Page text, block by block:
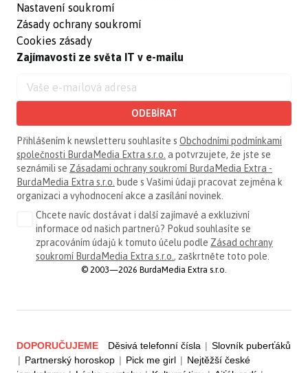
Nastavení soukromí
Zásady ochrany soukromí
Cookies zásady
Zajímavosti ze světa IT v e-mailu
ODEBÍRAT
Přihlášením k newsletteru souhlasíte s Obchodními podmínkami
společnosti BurdaMedia Extra s.r.o. a potvrzujete, že jste se
seznámili se Zásadami ochrany soukromí BurdaMedia Extra -
BurdaMedia Extra s.r.o. bude s Vašimi údaji pracovat zejména k
organizaci a vyhodnocení akce a zasílání novinek.
Chcete navíc dostávat i další zajímavé a exkluzivní
informace od našich partnerů? Pokud souhlasíte se
zpracováním údajů k tomuto účelu podle Zásad ochrany
soukromí BurdaMedia Extra s.r.o. , zaškrtněte toto pole.
© 2003—2026 BurdaMedia Extra s.r.o.
DOPORUČUJEME Děsivá telefonní čísla | Slovník puberťáků
| Partnerský horoskop | Pick me girl | Nejtěžší české